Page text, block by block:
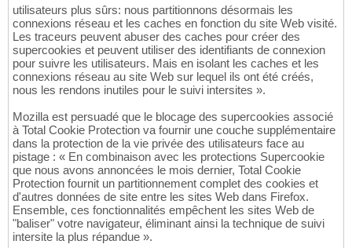
utilisateurs plus sûrs: nous partitionnons désormais les
connexions réseau et les caches en fonction du site Web visité.
Les traceurs peuvent abuser des caches pour créer des
supercookies et peuvent utiliser des identifiants de connexion
pour suivre les utilisateurs. Mais en isolant les caches et les
connexions réseau au site Web sur lequel ils ont été créés,
nous les rendons inutiles pour le suivi intersites ».
Mozilla est persuadé que le blocage des supercookies associé
à Total Cookie Protection va fournir une couche supplémentaire
dans la protection de la vie privée des utilisateurs face au
pistage : « En combinaison avec les protections Supercookie
que nous avons annoncées le mois dernier, Total Cookie
Protection fournit un partitionnement complet des cookies et
d'autres données de site entre les sites Web dans Firefox.
Ensemble, ces fonctionnalités empêchent les sites Web de
"baliser" votre navigateur, éliminant ainsi la technique de suivi
intersite la plus répandue ».